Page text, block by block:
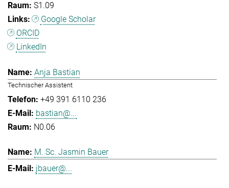
S1.09
Google Scholar
ORCID
LinkedIn
Anja Bastian
Technischer Assistent
+49 391 6110 236
bastian@...
N0.06
M. Sc. Jasmin Bauer
jbauer@...